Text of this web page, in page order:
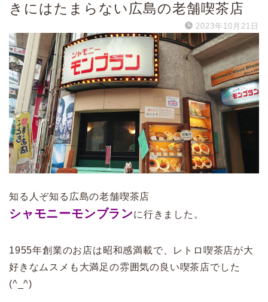
きにはたまらない広島の老舗喫茶店
2023年10月21日
知る人ぞ知る広島の老舗喫茶店
シャモニーモンブランに行きました。
1955年創業のお店は昭和感満載で、レトロ喫茶店が大
好きなムスメも大満足の雰囲気の良い喫茶店でした
(^_^)